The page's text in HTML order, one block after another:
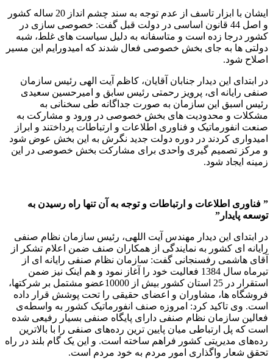
ایشان با ابزار تاسف از عدم توجه به سند چشم انداز 20 ساله کشور
و اصل 44 قانون اساسی در دولت قبل گفت: خصوصی سازی در
کشور درجا زده است و متاسفانه به دلیل سیاست های غلط، شبه
دولتی ها به جای بخش خصوصی فعال شدند که امیدورایم این مسیر
اصلاح شود.
در ابتدای این دیدار جنابان آقایان، کاظم آیت الهی رئیس سازمان
صنفی رایانه ای، پرویز رحمتی رئیس سابق و امیرحسین سعیدی
رئیس اسبق این سازمان به صورت جداگانه طی سخنانی به
مشکلات و محدودیت های بخش خصوصی در ورود و مشارکت به
صنعت انفورماتیک و فناوری اطلاعات و ارتباطات پرداختند و ابراز
امیدواری کردند در دوره دولت جدید نگرش به این بخش عوض شود
و مرکز تصمیم گیری واحدی برای مشارکت بخش خصوصی در این
زمینه ایجاد شود.
” فناوری اطلاعات و ارتباطات و توجه به آن تنها راه رسیدن به
توسعه پایدار”
در ابتدای این دیدار مهندس آیت اللهی، رئیس سازمان نظام صنفی
رایانه ای کشور به نمایندگی از همکاران صنف ضمن اعلام تشکر از
آقای هاشمی رفسنجانی گفت: سازمان نظام صنفی رایانه ای از
تیرماه سال 1384 فعالیت خود را آغاز نمود و هم اینک نیز ضمن
استقرار در 25 استان کشور بیش از 10000عضو مشتمل بر شرکتها،
فروشگاه ها، مشاوران و اعضای حقیقی را تحت پوشش قرار داده
است. وی تاکید کرد: امروزه صنف انفورماتیک کشور به واسطه‌ی
فعالین سازمان نظام صنفی دارای پایگاه صنفی بسیار رفیعی شده
است که پل ارتباطی میان پایین ترین رده‌های صنفی را با بالاترین
رده‌های مدیریتی کشور فراهم ساخته است. و این یک گام بلند در راه
تحقق شعار واگذاری امور مردم به خود مردم است.